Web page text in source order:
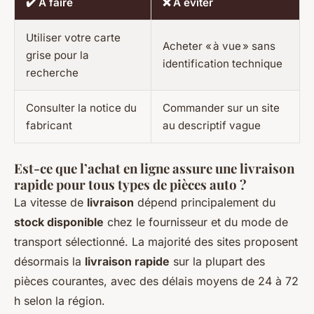
Utiliser votre carte
grise pour la
recherche
Acheter « à vue » sans
identification technique
Consulter la notice du
fabricant
Commander sur un site
au descriptif vague
Est-ce que l’achat en ligne assure une livraison
rapide pour tous types de pièces auto ?
La vitesse de livraison dépend principalement du
stock disponible chez le fournisseur et du mode de
transport sélectionné. La majorité des sites proposent
désormais la livraison rapide sur la plupart des
pièces courantes, avec des délais moyens de 24 à 72
h selon la région.